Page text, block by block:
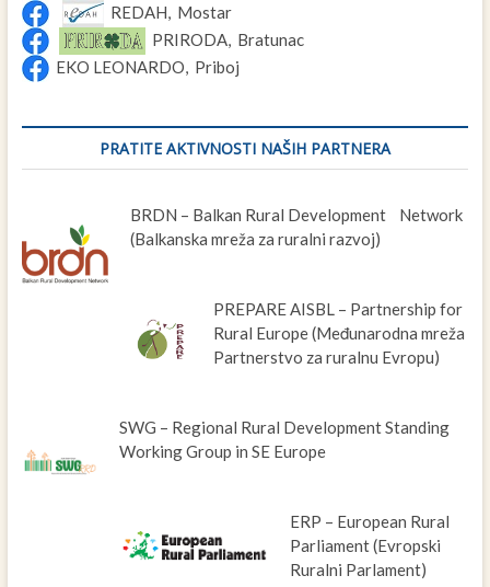
REDAH, Mostar
PRIRODA, Bratunac
EKO LEONARDO, Priboj
PRATITE AKTIVNOSTI NAŠIH PARTNERA
BRDN – Balkan Rural Development Network
(Balkanska mreža za ruralni razvoj)
PREPARE AISBL – Partnership for
Rural Europe (Međunarodna mreža
Partnerstvo za ruralnu Evropu)
SWG – Regional Rural Development Standing
Working Group in SE Europe
ERP – European Rural
Parliament (Evropski
Ruralni Parlament)